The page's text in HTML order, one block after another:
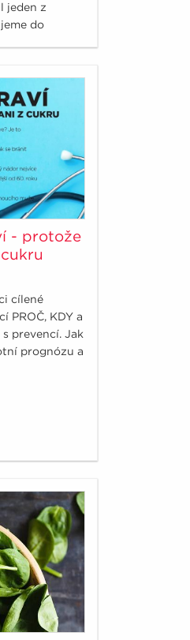
jeden z
do
- protože
cílené
PROČ, KDY a
prevencí. Jak
prognózu a